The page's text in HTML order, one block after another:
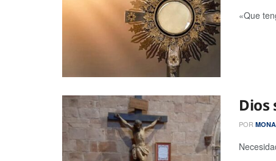
«Que
Dios
POR